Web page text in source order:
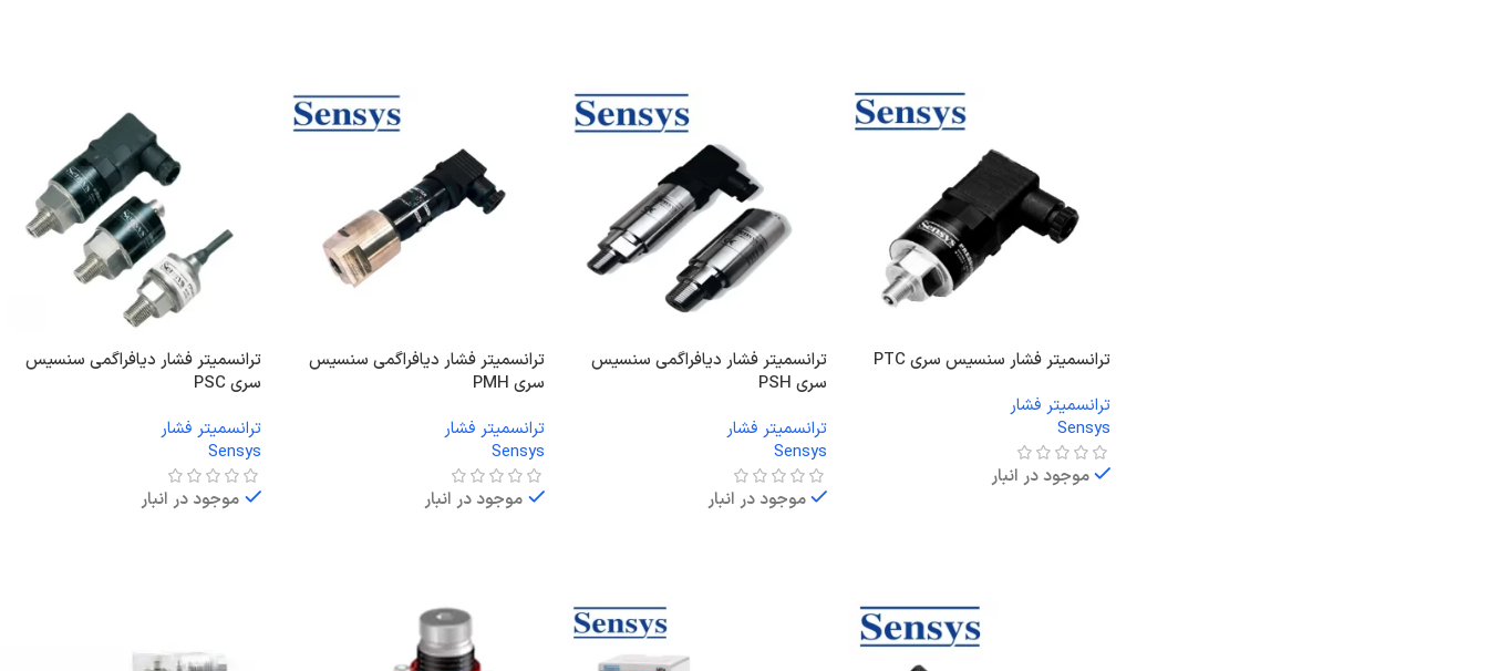
ترانسمیتر فشار سنسیس سری PTC
ترانسمیتر فشار
Sensys
موجود در انبار
ترانسمیتر فشار دیافراگمی سنسیس
سری PSH
ترانسمیتر فشار
Sensys
موجود در انبار
ترانسمیتر فشار دیافراگمی سنسیس
سری PMH
ترانسمیتر فشار
Sensys
موجود در انبار
ترانسمیتر فشار دیافراگمی سنسیس
سری PSC
ترانسمیتر فشار
Sensys
موجود در انبار